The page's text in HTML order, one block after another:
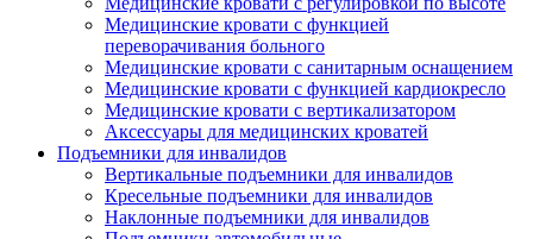
Медицинские кровати с функцией
переворачивания больного
Медицинские кровати с санитарным оснащением
Медицинские кровати с функцией кардиокресло
Медицинские кровати с вертикализатором
Аксессуары для медицинских кроватей
Подъемники для инвалидов
Вертикальные подъемники для инвалидов
Кресельные подъемники для инвалидов
Наклонные подъемники для инвалидов